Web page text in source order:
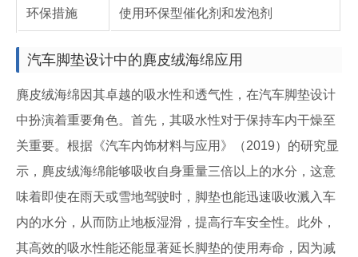
环保措施 使用环保型催化剂和发泡剂
汽车脚垫设计中的麂皮绒海绵应用
麂皮绒海绵因其卓越的吸水性和透气性，在汽车脚垫设计
中扮演着重要角色。首先，其吸水性对于保持车内干燥至
关重要。根据《汽车内饰材料与应用》（2019）的研究显
示，麂皮绒海绵能够吸收自身重量三倍以上的水分，这意
味着即使在雨天或雪地驾驶时，脚垫也能迅速吸收溅入车
内的水分，从而防止地板湿滑，提高行车安全性。此外，
其高效的吸水性能还能显著延长脚垫的使用寿命，因为减